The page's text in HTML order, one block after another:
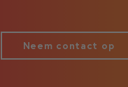
Neem contact op